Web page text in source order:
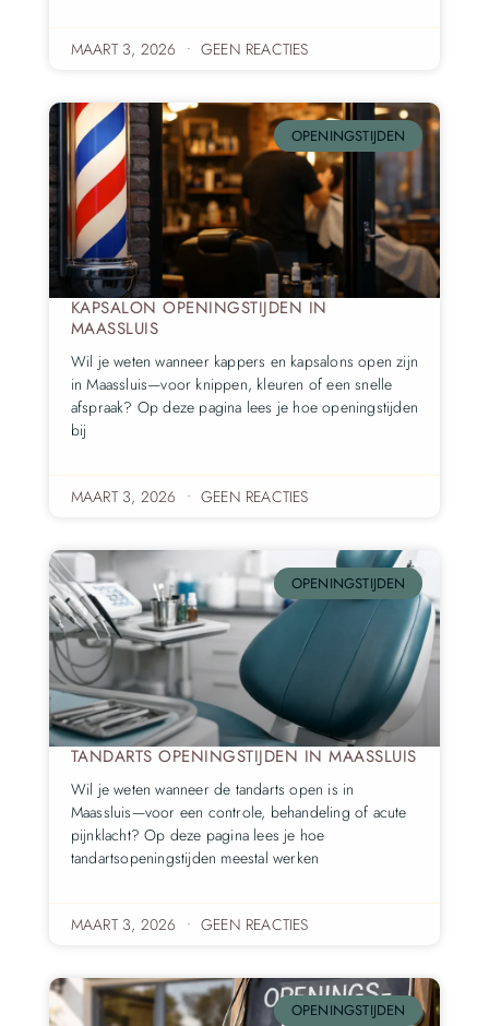
MAART 3, 2026 GEEN REACTIES
OPENINGSTIJDEN
KAPSALON OPENINGSTIJDEN IN
MAASSLUIS
Wil je weten wanneer kappers en kapsalons open zijn
in Maassluis—voor knippen, kleuren of een snelle
afspraak? Op deze pagina lees je hoe openingstijden
bij
MAART 3, 2026 GEEN REACTIES
OPENINGSTIJDEN
TANDARTS OPENINGSTIJDEN IN MAASSLUIS
Wil je weten wanneer de tandarts open is in
Maassluis—voor een controle, behandeling of acute
pijnklacht? Op deze pagina lees je hoe
tandartsopeningstijden meestal werken
MAART 3, 2026 GEEN REACTIES
OPENINGSTIJDEN